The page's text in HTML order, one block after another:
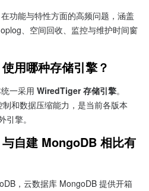
功能与特性方面的高频问题，涵盖
、空间回收、监控与维护时间窗
用哪种存储引擎？
一采用 WiredTiger 存储引擎。
和数据压缩能力，是当前各版本
引擎。
自建 MongoDB 相比有
，云数据库 MongoDB 提供开箱